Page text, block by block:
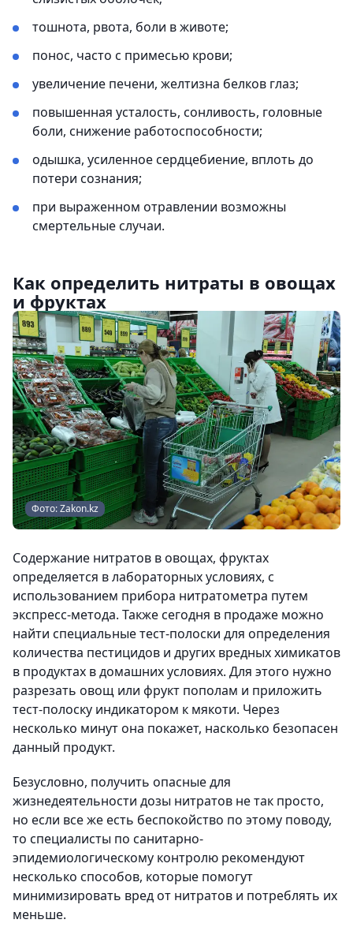
тошнота, рвота, боли в животе;
понос, часто с примесью крови;
увеличение печени, желтизна белков глаз;
повышенная усталость, сонливость, головные
боли, снижение работоспособности;
одышка, усиленное сердцебиение, вплоть до
потери сознания;
при выраженном отравлении возможны
смертельные случаи.
Как определить нитраты в овощах
и фруктах
Фото: Zakon.kz
Содержание нитратов в овощах, фруктах
определяется в лабораторных условиях, с
использованием прибора нитратометра путем
экспресс-метода. Также сегодня в продаже можно
найти специальные тест-полоски для определения
количества пестицидов и других вредных химикатов
в продуктах в домашних условиях. Для этого нужно
разрезать овощ или фрукт пополам и приложить
тест-полоску индикатором к мякоти. Через
несколько минут она покажет, насколько безопасен
данный продукт.
Безусловно, получить опасные для
жизнедеятельности дозы нитратов не так просто,
но если все же есть беспокойство по этому поводу,
то специалисты по санитарно-
эпидемиологическому контролю рекомендуют
несколько способов, которые помогут
минимизировать вред от нитратов и потреблять их
меньше.